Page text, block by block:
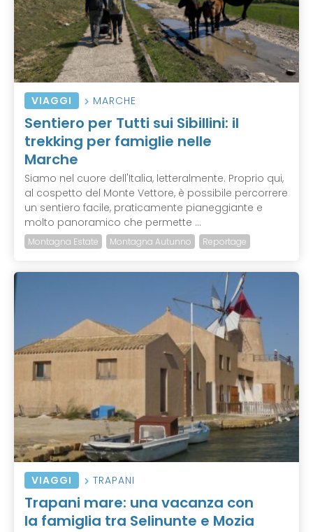
VIAGGI MARCHE
Sentiero per Tutti sui Sibillini: il
trekking per famiglie nelle
Marche
Siamo nel cuore dell'Italia, letteralmente. Proprio qui,
al cospetto del Monte Vettore, è possibile percorrere
un sentiero facile, praticamente pianeggiante e
molto panoramico che permette ...
Montagna Estate Montagna Autunno Reportage
VIAGGI TRAPANI
Trapani mare: una vacanza con
la famiglia tra Selinunte e Mozia